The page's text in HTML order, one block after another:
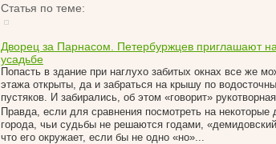
Статья по теме:
Дворец за Парнасом. Петербуржцев приглашают
усадьбе
Попасть в здание при наглухо забитых окнах все же
этажа открыты, да и забраться на крышу по
пустяков. И забирались, об этом «говорит»
Правда, если для сравнения посмотреть на
города, чьи судьбы не решаются годами,
что его окружает, если бы не одно «но»...